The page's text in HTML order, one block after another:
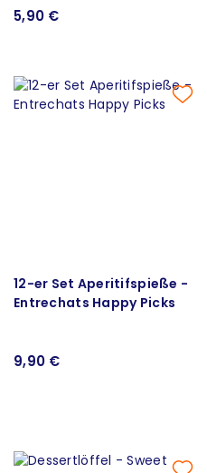
5,90 €
12-er Set Aperitifspieße -
Entrechats Happy Picks
9,90 €